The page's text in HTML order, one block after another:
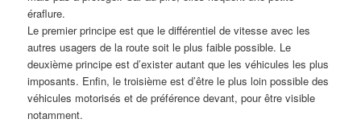
éraflure.
Le premier principe est que le différentiel de vitesse avec les
autres usagers de la route soit le plus faible possible. Le
deuxième principe est d’exister autant que les véhicules les plus
imposants. Enfin, le troisième est d’être le plus loin possible des
véhicules motorisés et de préférence devant, pour être visible
notamment.